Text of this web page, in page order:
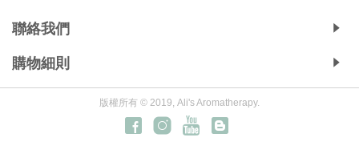
聯絡我們
購物細則
版權所有 © 2019, Ali's Aromatherapy.